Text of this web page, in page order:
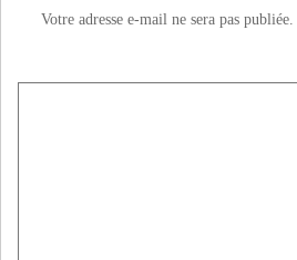
Votre adresse e-mail ne sera pas publiée.